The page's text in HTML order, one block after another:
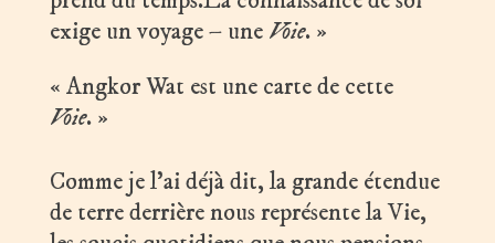
exige un voyage – une Voie. »
« Angkor Wat est une carte de cette
Voie. »
Comme je l’ai déjà dit, la grande étendue
de terre derrière nous représente la Vie,